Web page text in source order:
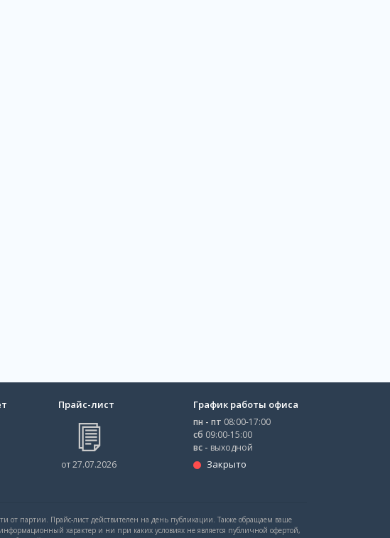
Прайс-лист
от 27.07.2026
График работы офиса
пн - пт 08:00-17:00
сб 09:00-15:00
вс - выходной
Закрыто
от партии. Прайс-лист действителен на день публикации. Также обращаем ваше
характер и ни при каких условиях не является публичной офертой,